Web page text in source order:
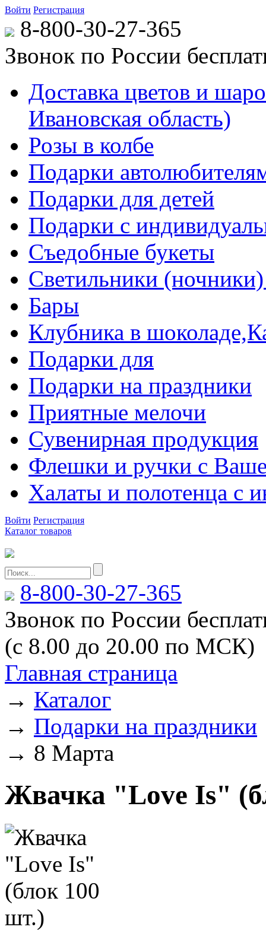
Войти Регистрация
8-800-30-27-365
Звонок по России
Доставка цветов и
Ивановская область)
Розы в колбе
Подарки
Подарки для детей
Подарки с
Съедобные букеты
Светильники
Бары
Клубника в
Подарки для
Подарки на праздники
Приятные мелочи
Сувенирная продукция
Флешки и ручки с
Халаты и полотенца с
Войти Регистрация
Каталог товаров
8-800-30-27-365
Звонок по России
(с 8.00 до 20.00 по МСК)
Главная страница
→ Каталог
→ Подарки на праздники
→ 8 Марта
Жвачка "Love Is"